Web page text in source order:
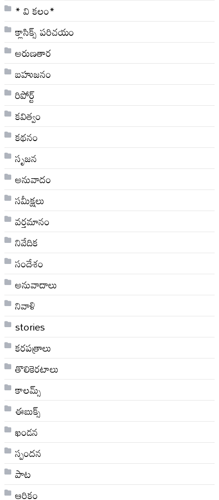
* వి క‌లం*
క్లాసిక్స్ ప‌రిచ‌యం
అరుణతార
బహుజనం
రిపోర్ట్
కవిత్వం
కథనం
సృజన
అనువాదం
సమీక్షలు
వర్తమానం
నివేదిక
సందేశం
అనువాదాలు
నివాళి
stories
కరపత్రాలు
తొలికెరటాలు
కాలమ్స్
ఈబుక్స్
ఖండన
స్పందన
పాట
ఆర్థికం